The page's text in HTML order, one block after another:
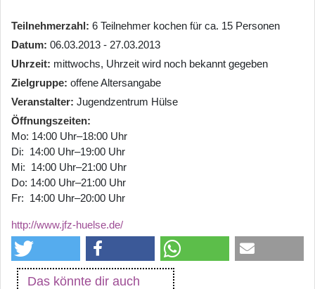
Teilnehmerzahl 6 Teilnehmer kochen für ca. 15 Personen
Datum 06.03.2013 - 27.03.2013
Uhrzeit mittwochs, Uhrzeit wird noch bekannt gegeben
Zielgruppe offene Altersangabe
Veranstalter Jugendzentrum Hülse
Öffnungszeiten
Mo: 14:00 Uhr–18:00 Uhr
Di: 14:00 Uhr–19:00 Uhr
Mi: 14:00 Uhr–21:00 Uhr
Do: 14:00 Uhr–21:00 Uhr
Fr: 14:00 Uhr–20:00 Uhr
http://www.jfz-huelse.de/
Das könnte dir auch